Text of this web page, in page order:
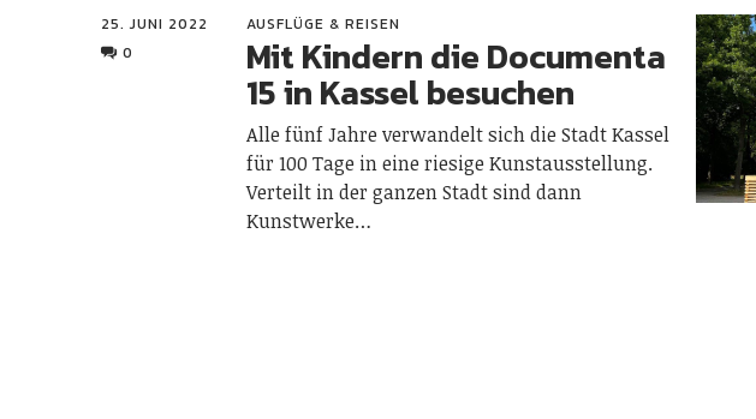
25. JUNI 2022
0
AUSFLÜGE & REISEN
Mit Kindern die Documenta
15 in Kassel besuchen
Alle fünf Jahre verwandelt sich die Stadt Kassel
für 100 Tage in eine riesige Kunstausstellung.
Verteilt in der ganzen Stadt sind dann
Kunstwerke…